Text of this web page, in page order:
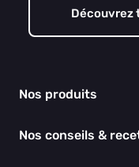
Découvrez
Nos produits
Épicerie
Nos conseils &